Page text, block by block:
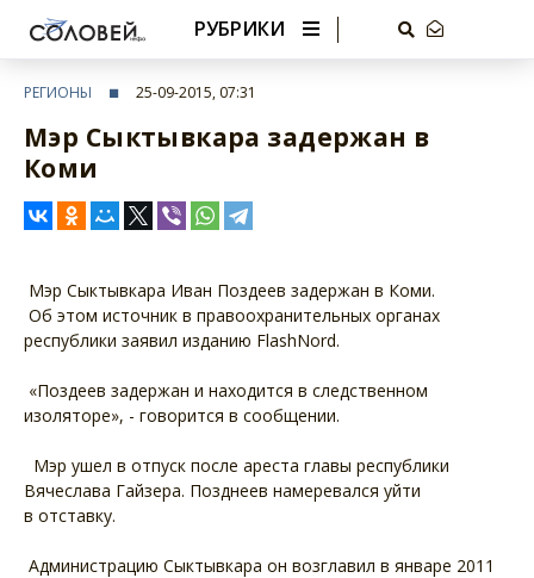
РУБРИКИ
РЕГИОНЫ 25-09-2015, 07:31
Мэр Сыктывкара задержан в
Коми
Мэр Сыктывкара Иван Поздеев задержан в Коми.
Об этом источник в правоохранительных органах
республики заявил изданию FlashNord.
«Поздеев задержан и находится в следственном
изоляторе», - говорится в сообщении.
Мэр ушел в отпуск после ареста главы республики
Вячеслава Гайзера. Позднеев намеревался уйти
в отставку.
Администрацию Сыктывкара он возглавил в январе 2011